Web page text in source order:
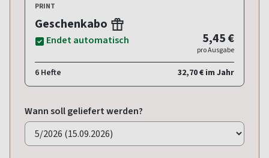
PRINT
Geschenkabo
Endet automatisch 5,45 €
pro Ausgabe
6 Hefte 32,70 € im Jahr
Wann soll geliefert werden?